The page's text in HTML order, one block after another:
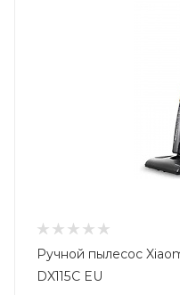
Ручной пылесос
DX115C EU